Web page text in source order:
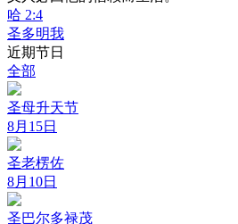
哈 2:4
圣多明我
近期节日
全部
圣母升天节
8月15日
圣老楞佐
8月10日
圣巴尔多禄茂